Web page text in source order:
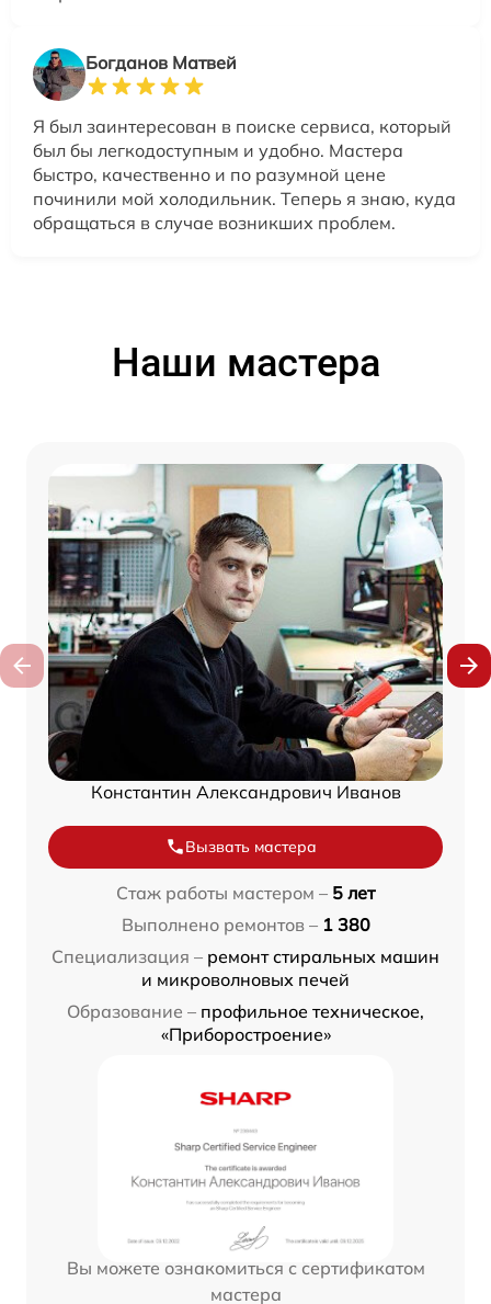
Богданов Матвей
Я был заинтересован в поиске сервиса, который
был бы легкодоступным и удобно. Мастера
быстро, качественно и по разумной цене
починили мой холодильник. Теперь я знаю, куда
обращаться в случае возникших проблем.
Наши мастера
Константин Александрович Иванов
Вызвать мастера
Стаж работы мастером – 5 лет
Выполнено ремонтов – 1 380
Специализация – ремонт стиральных машин
и микроволновых печей
Образование – профильное техническое,
«Приборостроение»
Вы можете ознакомиться с сертификатом
мастера